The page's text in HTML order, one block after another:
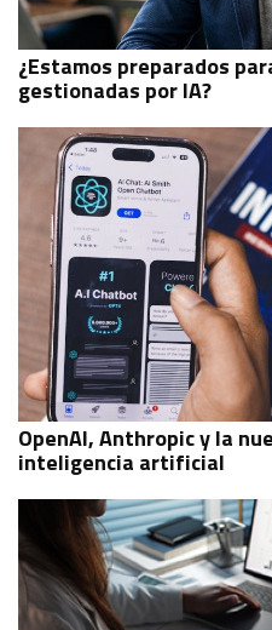
¿Estamos preparados
gestionadas por IA?
OpenAI, Anthropic y la
inteligencia artificial